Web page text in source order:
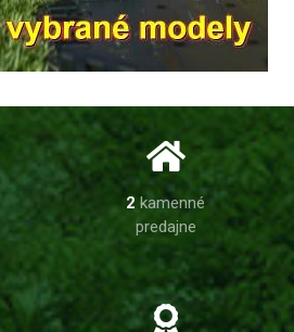
2 kamenné
predajne